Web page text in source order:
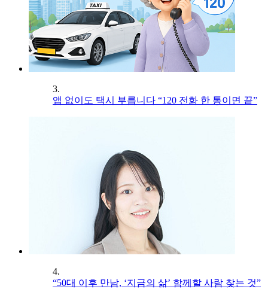
3.
앱 없이도 택시 부릅니다 “120 전화 한 통이면 끝”
4.
“50대 이후 만남, ‘지금의 삶’ 함께할 사람 찾는 것”